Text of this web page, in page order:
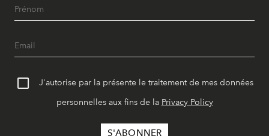
J'autorise par la présente le traitement de mes données
personnelles aux fins de la Privacy Policy